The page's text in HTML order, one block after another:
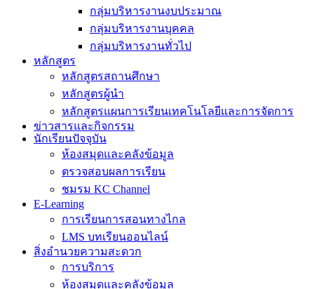
กลุ่มบริหารงานงบประมาณ
กลุ่มบริหารงานบุคคล
กลุ่มบริหารงานทั่วไป
หลักสูตร
หลักสูตรสถานศึกษา
หลักสูตรผู้นำ
หลักสูตรแผนการเรียนเทคโนโลยีและการจัดการ
ข่าวสารและกิจกรรม
นักเรียนปัจจุบัน
ห้องสมุดและคลังข้อมูล
ตรวจสอบผลการเรียน
ชมรม KC Channel
E-Learning
การเรียนการสอนทางไกล
LMS บทเรียนออนไลน์
สิ่งอำนวยความสะดวก
การบริการ
ห้องสมุดและคลังข้อมูล